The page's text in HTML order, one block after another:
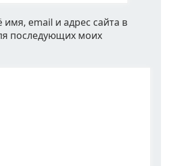
email и адрес сайта в
последующих моих